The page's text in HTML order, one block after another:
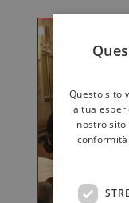
Questo sito
la tua
nostro sito